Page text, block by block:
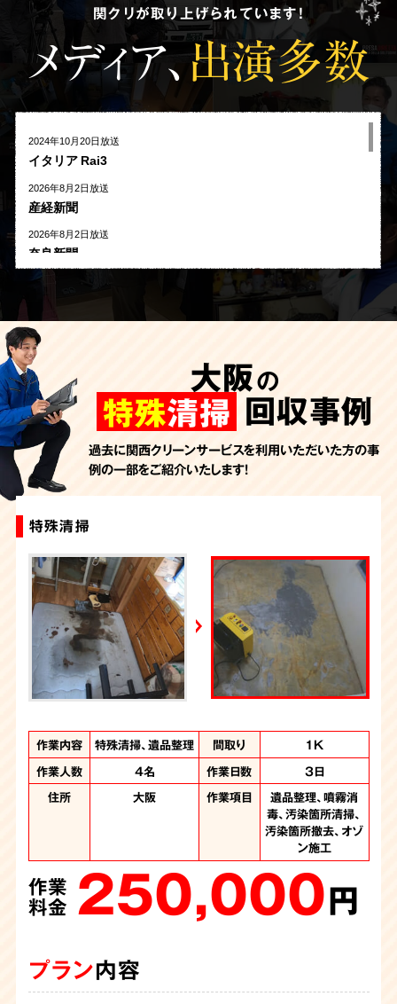
関クリが取り上げられています!
メディア、出演多数
2024年10月20日放送
イタリア Rai3
2026年8月2日放送
産経新聞
2026年8月2日放送
奈良新聞
2026年8月1日放送
2026年7月27日放送
AbemaTV
2026年7月24日放送
朝日新聞
2026年7月10日放送
季刊「宗教問題」
2026年7月10日放送
東洋経済オンライン
2026年7月7日放送
FRIDAYデジタル
2026年7月6日放送
週刊循環経済新聞（7月6日号）
2026年7月4日放送
YouTube｜好井まさおの怪談を浴びる会
2026年6月28日放送
Yahoo!ニュース
大阪の
特殊清掃 回収事例
過去に関西クリーンサービスを利用いただいた方の事
例の一部をご紹介いたします！
特殊清掃
作業内容 特殊清掃、遺品整理 間取り
1K
作業人数
4名 作業日数
3日
住所
大阪 作業項目
遺品整理、噴霧消
毒、汚染箇所清掃、
汚染箇所撤去、オゾ
ン施工
作業
料金 250,000円
プラン内容
特殊清掃
作業内容 特殊清掃、遺品整理 間取り
1K
作業人数
3人 作業日数
1日
住所
大阪 作業項目
遺品整理、噴霧消
毒、汚染箇所清掃
料金 150,000円
物件の管理会社様から特殊清掃のご依頼を承りました。ユニ
特殊清掃
作業内容 遺品整理、特殊清掃 間取り
1DK
作業人数
3名 作業日数
1日
住所
大阪府 作業項目
遺品整理、噴霧消
毒、汚染箇所清掃、
汚染箇所撤去
作業
料金 220,000円
プラン 内容
特殊清掃
作業内容 特殊清掃、遺品整理 間取り
2K
作業人数
3名 作業日数
1日
住所
大阪 作業項目
遺品整理、噴霧消
毒、汚染箇所清掃、
汚染箇所撤去
作業
料金 130,000円
プラン 内容
特殊清掃
作業内容 特殊清掃、遺品整理 間取り
2DK
作業人数
5名 作業日数
1日
住所
大阪 作業項目
遺品整理、噴霧消
毒、汚染箇所清掃、
汚染箇所撤去
作業
料金 230,000円
プラン 内容
特殊清掃
作業内容 特殊清掃、遺品整理 間取り
2K
作業人数
4名 作業日数
1日
住所
大阪 作業項目
噴霧消毒、汚染箇所
清掃、汚染箇所撤
去、遺品整理
作業
料金 230,000円
プラン 内容
特殊清掃
作業内容 特殊清掃、遺品整理 間取り
1K
作業人数
3人 作業日数
4日
住所
大阪 作業項目
噴霧消毒、汚染箇所
清掃、汚染箇所撤
去、汚染箇所解体、
オゾン施工、内装工
事、遺品整理
作業
料金 480,000円
プラン内容
特殊清掃
作業内容 特殊清掃、遺品整理 間取り
1K
作業人数
4名 作業日数
1日
住所
大阪 作業項目
遺品整理、大量のゴ
ミの撤去、噴霧消
毒、汚染箇所清掃
作業
料金 165,000円
プラン 内容
特殊清掃
作業内容
特殊清掃、不用品回
収
間取り 3LDK
作業人数 3名 作業時間
6時間
噴霧消毒、汚染物の
撤去、汚染か所清
掃、不用品回収
作業
料金 140,000円
プラン内容
特殊清掃
作業内容 遺品整理、特殊清掃 間取り
2K
作業人数
4名 作業日数
6時間
住所
作業項目
遺品整理、噴霧消
毒、汚染箇所清掃、
汚染箇所撤去
作業
料金 187,000円
プラン 内容